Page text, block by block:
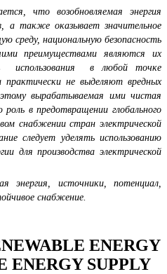
что возобновляемая энергия
а также оказывает значительное
среду, национальную безопасность
преимуществами являются их
использования в любой точке
не выделяют вредных
вырабатываемая ими чистая
в предотвращении глобального
снабжении стран электрической
следует уделять использованию
для производства электрической
энергия, источники, потенциал,
снабжение.
ENERGY
ENERGY SUPPLY